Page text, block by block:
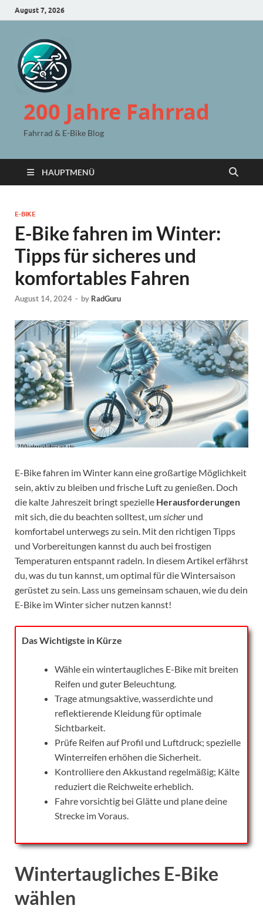
August 7, 2026
200 Jahre Fahrrad
Fahrrad & E-Bike Blog
HAUPTMENÜ
E-BIKE
E-Bike fahren im Winter:
Tipps für sicheres und
komfortables Fahren
August 14, 2024 - by RadGuru
E-Bike fahren im Winter kann eine großartige Möglichkeit
sein, aktiv zu bleiben und frische Luft zu genießen. Doch
die kalte Jahreszeit bringt spezielle Herausforderungen
mit sich, die du beachten solltest, um sicher und
komfortabel unterwegs zu sein. Mit den richtigen Tipps
und Vorbereitungen kannst du auch bei frostigen
Temperaturen entspannt radeln. In diesem Artikel erfährst
du, was du tun kannst, um optimal für die Wintersaison
gerüstet zu sein. Lass uns gemeinsam schauen, wie du dein
E-Bike im Winter sicher nutzen kannst!
Das Wichtigste in Kürze
Wähle ein wintertaugliches E-Bike mit breiten
Reifen und guter Beleuchtung.
Trage atmungsaktive, wasserdichte und
reflektierende Kleidung für optimale
Sichtbarkeit.
Prüfe Reifen auf Profil und Luftdruck; spezielle
Winterreifen erhöhen die Sicherheit.
Kontrolliere den Akkustand regelmäßig; Kälte
reduziert die Reichweite erheblich.
Fahre vorsichtig bei Glätte und plane deine
Strecke im Voraus.
Wintertaugliches E-Bike
wählen